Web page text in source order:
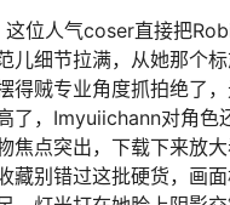
位人气coser直接把
儿细节拉满，从她那个
得贼专业角度抓拍绝了
了，Imyuiichann对角
焦点突出，下载下来放
藏别错过这批硬货，画